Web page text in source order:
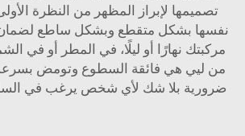
تصميمها لإبراز المظهر من النظرة
نفسها بشكل متقطع وبشكل ساطع لضمان
مركبتك نهارًا أو ليلًا، في المطر أو في
من ليي هي فائقة السطوع وتومض بسرعة
ضرورية بلا شك لأي شخص يرغب في